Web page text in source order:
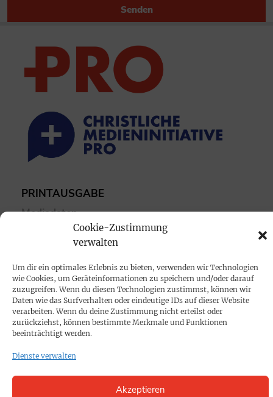
Cookie-Zustimmung
verwalten
Um dir ein optimales Erlebnis zu bieten, verwenden wir Technologien
wie Cookies, um Geräteinformationen zu speichern und/oder darauf
zuzugreifen. Wenn du diesen Technologien zustimmst, können wir
Daten wie das Surfverhalten oder eindeutige IDs auf dieser Website
verarbeiten. Wenn du deine Zustimmung nicht erteilst oder
zurückziehst, können bestimmte Merkmale und Funktionen
beeinträchtigt werden.
Dienste verwalten
Akzeptieren
Senden
PRINTAUSGABE
Mediadaten
PROKOMPAKT
Impressum
SPENDEN
Datenschutz
KONTAKT
Cookie-Richtlinie